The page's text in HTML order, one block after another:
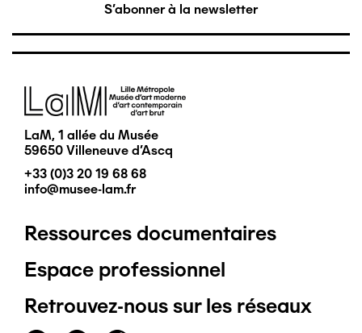
S'abonner à la newsletter
Image
LaM, 1 allée du Musée
59650 Villeneuve d'Ascq
+33 (0)3 20 19 68 68
info@musee-lam.fr
Pied
de
page
Ressources documentaires
Espace professionnel
Retrouvez-nous sur les réseaux